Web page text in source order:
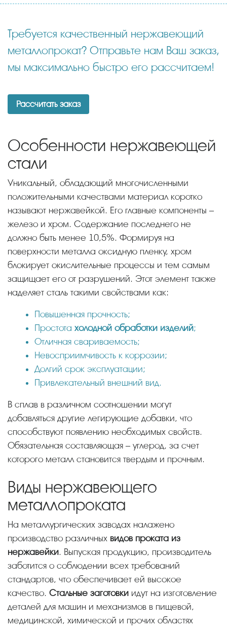
Требуется качественный нержавеющий
металлопрокат? Отправьте нам Ваш заказ,
мы максимально быстро его рассчитаем!
Рассчитать заказ
Особенности нержавеющей
стали
Уникальный, обладающий многочисленными
положительными качествами материал коротко
называют нержавейкой. Его главные компоненты –
железо и хром. Содержание последнего не
должно быть менее 10,5%. Формируя на
поверхности металла оксидную пленку, хром
блокирует окислительные процессы и тем самым
защищает его от разрушений. Этот элемент также
наделяет сталь такими свойствами как:
Повышенная прочность;
Простота холодной обработки изделий;
Отличная свариваемость;
Невосприимчивость к коррозии;
Долгий срок эксплуатации;
Привлекательный внешний вид.
В сплав в различном соотношении могут
добавляться другие легирующие добавки, что
способствуют появлению необходимых свойств.
Обязательная составляющая – углерод, за счет
которого металл становится твердым и прочным.
Виды нержавеющего
металлопроката
На металлургических заводах налажено
производство различных видов проката из
нержавейки. Выпуская продукцию, производитель
заботится о соблюдении всех требований
стандартов, что обеспечивает ей высокое
качество. Стальные заготовки идут на изготовление
деталей для машин и механизмов в пищевой,
медицинской, химической и прочих областях